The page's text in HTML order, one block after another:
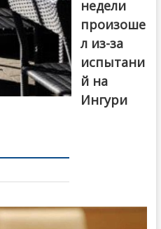
недели
произоше
л из-за
испытани
й на
Ингури